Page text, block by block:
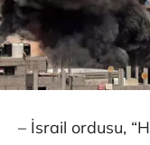
– İsrail ordusu,